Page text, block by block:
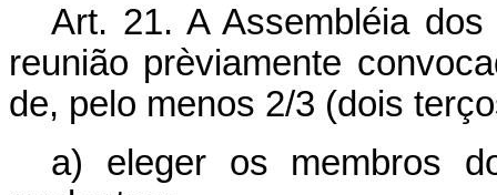
Art. 21. A Assembléia
reunião prèviamente
de, pelo menos 2/3 (dois
a) eleger os membros